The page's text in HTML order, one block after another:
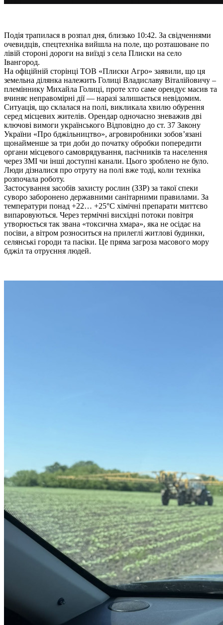
Подія трапилася в розпал дня, близько 10:42. За свідченнями
очевидців, спецтехніка вийшла на поле, що розташоване по
лівій стороні дороги на виїзді з села Плиски на село
Івангород.
На офіційній сторінці ТОВ «Плиски Агро» заявили, що ця
земельна ділянка належить Голиці Владиславу Віталійовичу –
племіннику Михайла Голиці, проте хто саме орендує масив та
вчиняє неправомірні дії — наразі залишається невідомим.
Ситуація, що склалася на полі, викликала хвилю обурення
серед місцевих жителів. Орендар одночасно зневажив дві
ключові вимоги українського Відповідно до ст. 37 Закону
України «Про бджільництво», агровиробники зобов’язані
щонайменше за три доби до початку обробки попередити
органи місцевого самоврядування, пасічників та населення
через ЗМІ чи інші доступні канали. Цього зроблено не було.
Люди дізналися про отруту на полі вже тоді, коли техніка
розпочала роботу.
Застосування засобів захисту рослин (ЗЗР) за такої спеки
суворо заборонено державними санітарними правилами. За
температури понад +22… +25°C хімічні препарати миттєво
випаровуються. Через термічні висхідні потоки повітря
утворюється так звана «токсична хмара», яка не осідає на
посіви, а вітром розноситься на прилеглі житлові будинки,
селянські городи та пасіки. Це пряма загроза масового мору
бджіл та отруєння людей.